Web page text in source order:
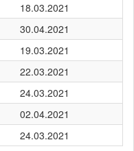
18.03.2021
30.04.2021
19.03.2021
22.03.2021
24.03.2021
02.04.2021
24.03.2021